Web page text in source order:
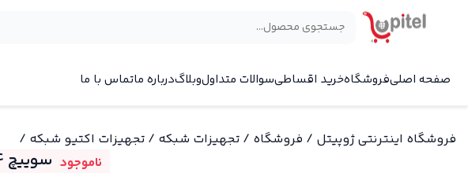
صفحه اصلیفروشگاهخرید اقساطیسوالات متداولوبلاگدرباره ماتماس با ما
فروشگاه اینترنتی ژوپیتل / فروشگاه / تجهیزات شبکه / تجهیزات اکتیو شبکه /
ناموجود سوییچ 24 پورت تی پی لینک مدل TL-SG1024D